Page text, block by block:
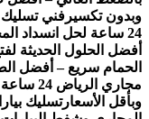
وبدون تكسير فني
24 ساعة لحل انسداد المجاري فورًا
أفضل الحلول الحديثة
الحمام سريع – أفضل
مجاري
وبأقل الأسعارتسليك